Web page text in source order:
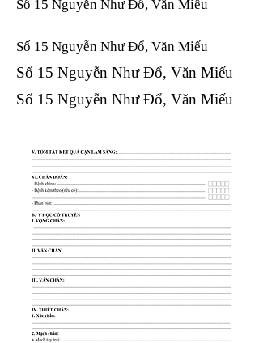
Số 15 Nguyễn Như Đổ, Văn Miếu
Số 15 Nguyễn Như Đổ, Văn Miếu​​​​
Số 15 Nguyễn Như Đổ, Văn Miếu​​​​
Số 15 Nguyễn Như Đổ, Văn Miếu​​​​